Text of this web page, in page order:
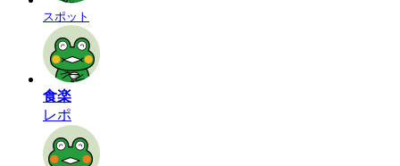
スポット
食楽
レポ